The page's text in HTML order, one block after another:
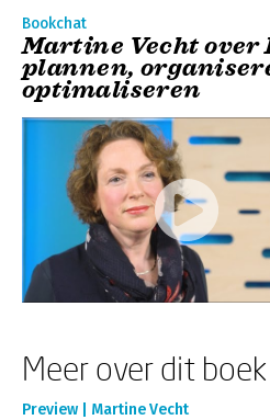
Bookchat
Martine Vecht over
plannen,
optimaliseren
Meer over dit boek
Preview | Martine Vecht